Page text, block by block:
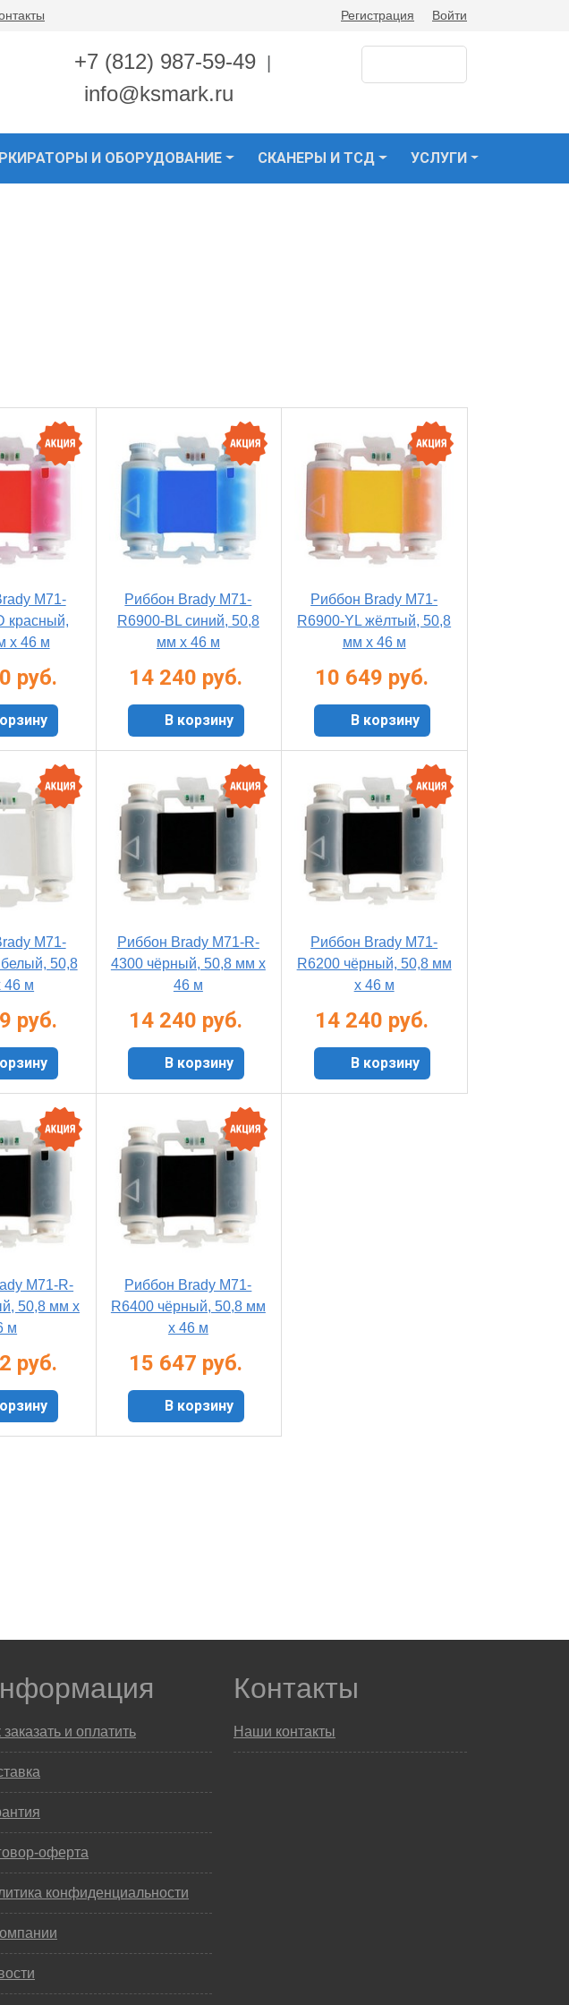
Регистрация Войти
+7 (812) 987-59-49
info@ksmark.ru
И ОБОРУДОВАНИЕ СКАНЕРЫ И ТСД УСЛУГИ
M71-
красный,
х 46 м
руб.
Риббон Brady M71-
R6900-BL синий, 50,8
мм х 46 м
14 240 руб.
В корзину
Риббон Brady M71-
R6900-YL жёлтый, 50,8
мм х 46 м
10 649 руб.
В корзину
M71-
50,8
46 м
руб.
Риббон Brady M71-R-
4300 чёрный, 50,8 мм х
46 м
14 240 руб.
В корзину
Риббон Brady M71-
R6200 чёрный, 50,8 мм
х 46 м
14 240 руб.
В корзину
M71-R-
50,8 мм х
м
руб.
Риббон Brady M71-
R6400 чёрный, 50,8 мм
х 46 м
15 647 руб.
В корзину
заказать и оплатить
оферта
конфиденциальности
Контакты
Наши контакты